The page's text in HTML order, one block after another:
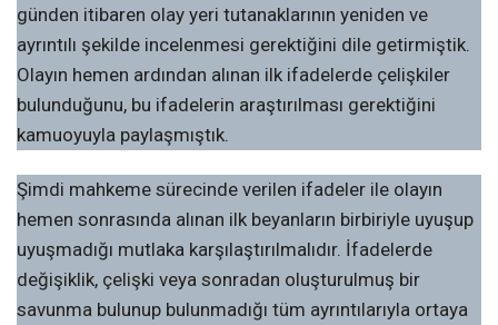
günden itibaren olay yeri tutanaklarının yeniden ve
ayrıntılı şekilde incelenmesi gerektiğini dile getirmiştik.
Olayın hemen ardından alınan ilk ifadelerde çelişkiler
bulunduğunu, bu ifadelerin araştırılması gerektiğini
kamuoyuyla paylaşmıştık.
Şimdi mahkeme sürecinde verilen ifadeler ile olayın
hemen sonrasında alınan ilk beyanların birbiriyle uyuşup
uyuşmadığı mutlaka karşılaştırılmalıdır. İfadelerde
değişiklik, çelişki veya sonradan oluşturulmuş bir
savunma bulunup bulunmadığı tüm ayrıntılarıyla ortaya